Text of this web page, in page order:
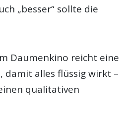
„besser“ sollte die
Daumenkino reicht eine
damit alles flüssig wirkt –
qualitativen